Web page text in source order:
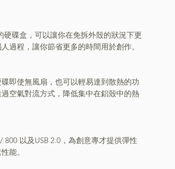
硬碟盒，可以讓你在免拆外殼的狀況下更
過程，讓你節省更多的時間用於創作。
即使無風扇，也可以輕易達到散熱的功
空氣對流方式，降低集中在鋁殼中的熱
800 以及USB 2.0，為創意專才提供彈性
能。